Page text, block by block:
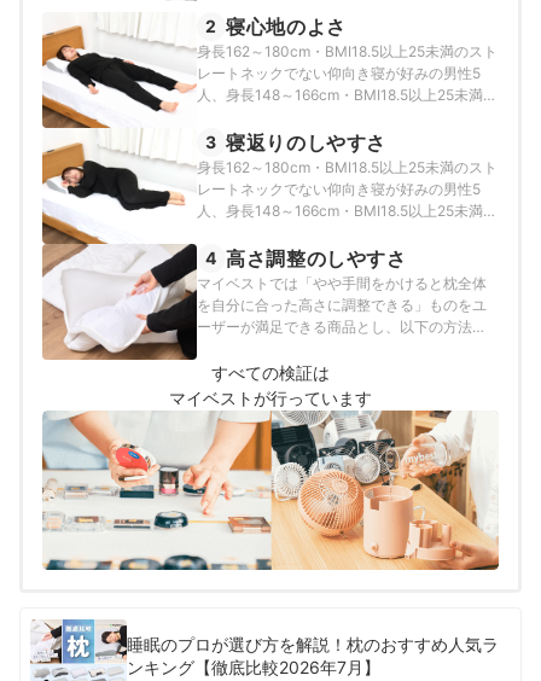
性5人が、以下の方法で各商品の検証を行いま
した。
2 寝心地のよさ
身長162～180cm・BMI18.5以上25未満のスト
レートネックでない仰向き寝が好みの男性5
人、身長148～166cm・BMI18.5以上25未満の
性5人が、以下の方法で各商品の検証を行いま
した。
3 寝返りのしやすさ
身長162～180cm・BMI18.5以上25未満のスト
レートネックでない仰向き寝が好みの男性5
人、身長148～166cm・BMI18.5以上25未満の
性5人が、以下の方法で各商品の検証を行いま
した。
4 高さ調整のしやすさ
マイベストでは「やや手間をかけると枕全体
を自分に合った高さに調整できる」ものをユ
ーザーが満足できる商品とし、以下の方法で
すべての検証は
マイベストが行っています
睡眠のプロが選び方を解説！枕のおすすめ人気ラ
ンキング【徹底比較2026年7月】